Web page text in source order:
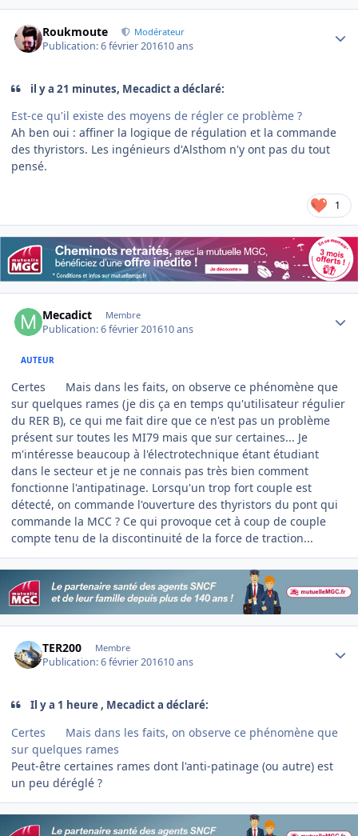
Roukmoute Modérateur
Publication:6 février 201610 ans
il y a 21 minutes, Mecadict a déclaré:
Est-ce qu'il existe des moyens de régler ce problème ?
Ah ben oui : affiner la logique de régulation et la commande
des thyristors. Les ingénieurs d'Alsthom n'y ont pas du tout
pensé.
1
Mecadict Membre
Publication:6 février 201610 ans
AUTEUR
Certes
Mais dans les faits, on observe ce phénomène que
sur quelques rames (je dis ça en temps qu'utilisateur régulier
du RER B), ce qui me fait dire que ce n'est pas un problème
présent sur toutes les MI79 mais que sur certaines... Je
m'intéresse beaucoup à l'électrotechnique étant étudiant
dans le secteur et je ne connais pas très bien comment
fonctionne l'antipatinage. Lorsqu'un trop fort couple est
détecté, on commande l'ouverture des thyristors du pont qui
commande la MCC ? Ce qui provoque cet à coup de couple
compte tenu de la discontinuité de la force de traction...
TER200 Membre
Publication:6 février 201610 ans
Il y a 1 heure , Mecadict a déclaré:
Certes
Mais dans les faits, on observe ce phénomène que
sur quelques rames
Peut-être certaines rames dont l'anti-patinage (ou autre) est
un peu déréglé ?